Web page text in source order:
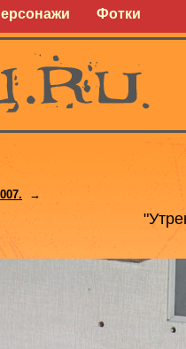
Фотки
→